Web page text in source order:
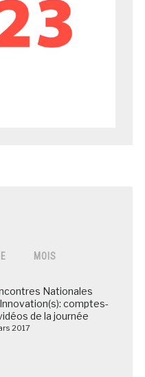
MOIS
Nationales
comptes-
de la journée
2017